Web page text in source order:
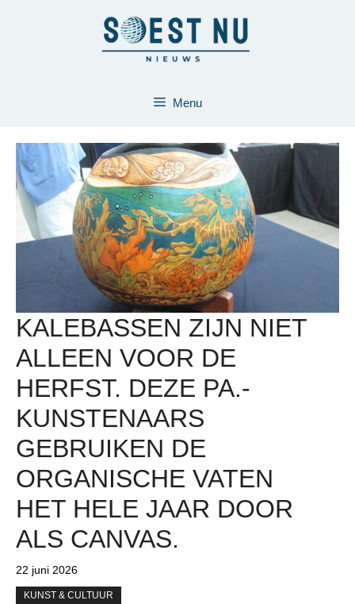
Menu
KALEBASSEN ZIJN NIET
ALLEEN VOOR DE
HERFST. DEZE PA.-
KUNSTENAARS
GEBRUIKEN DE
ORGANISCHE VATEN
HET HELE JAAR DOOR
ALS CANVAS.
22 juni 2026
KUNST & CULTUUR